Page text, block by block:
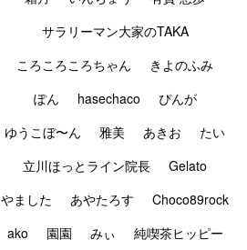
サラリーマン大家のTAKA
ころころころちゃん
きよのふみ
ぽん
hasechaco
ぴんが
ゆうこぼ〜ん
雅美 あきお
たい
立川ほっとライン院長
Gelato
やました
あやたろす
Choco89rock
ako
園園 みぃ
純喫茶ヒッピー